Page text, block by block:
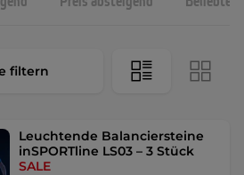
filtern
Leuchtende Balanciersteine
inSPORTline LS03 – 3 Stück
SALE